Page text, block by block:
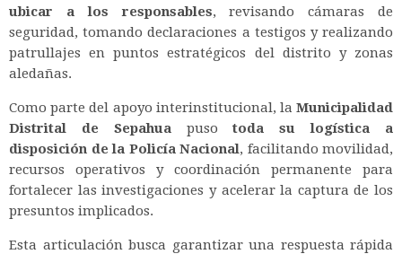
ubicar a los responsables, revisando cámaras de
seguridad, tomando declaraciones a testigos y realizando
patrullajes en puntos estratégicos del distrito y zonas
aledañas.
Como parte del apoyo interinstitucional, la Municipalidad
Distrital de Sepahuapusotoda su logística a
disposición de la Policía Nacional, facilitando movilidad,
recursos operativos y coordinación permanente para
fortalecer las investigaciones y acelerar la captura de los
presuntos implicados.
Esta articulación busca garantizar una respuesta rápida